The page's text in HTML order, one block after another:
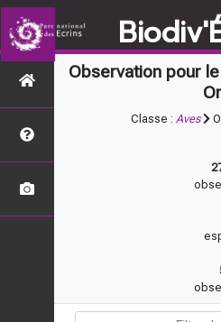
Observation pour
Classe : Aves